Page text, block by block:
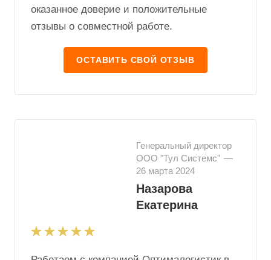
оказанное доверие и положительные
отзывы о совместной работе.
ОСТАВИТЬ СВОЙ ОТЗЫВ
Генеральный директор
ООО "Тул Системс" —
26 марта 2024
Назарова
Екатерина